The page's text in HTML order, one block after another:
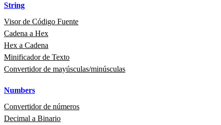
String
Visor de Código Fuente
Cadena a Hex
Hex a Cadena
Minificador de Texto
Convertidor de mayúsculas/minúsculas
Numbers
Convertidor de números
Decimal a Binario